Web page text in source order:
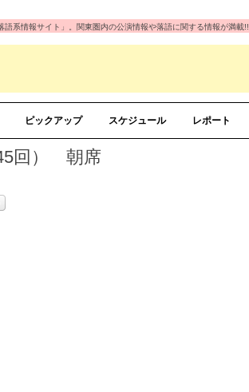
系情報サイト」。関東圏内の公演情報や落語に関する情報が満載!!
ピックアップ スケジュール レポート
回） 朝席